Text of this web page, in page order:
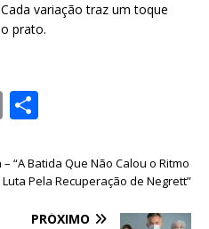
variação traz um toque
prato.
E
ai
l
ar
e
“A Batida Que Não Calou o Ritmo
Pela Recuperação de Negrett”
PRÓXIMO